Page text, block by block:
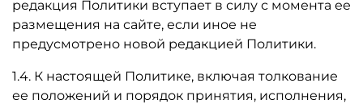
редакция Политики вступает в силу с момента ее
размещения на сайте, если иное не
предусмотрено новой редакцией Политики.
1.4. К настоящей Политике, включая толкование
ее положений и порядок принятия, исполнения,